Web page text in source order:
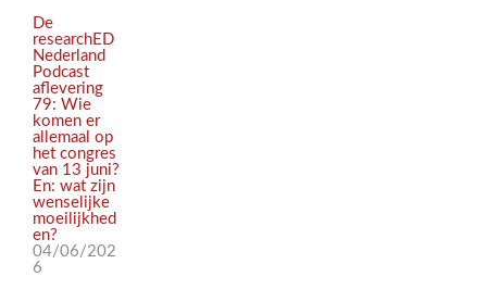
De
researchED
Nederland
Podcast
aflevering
79: Wie
komen er
allemaal op
het congres
van 13 juni?
En: wat zijn
wenselijke
moeilijkhed
en?
04/06/202
6